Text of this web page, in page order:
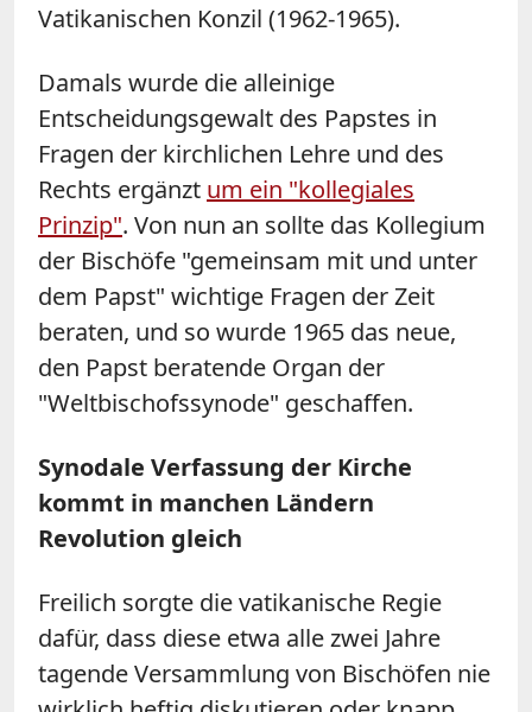
Vatikanischen Konzil (1962-1965).
Damals wurde die alleinige
Entscheidungsgewalt des Papstes in
Fragen der kirchlichen Lehre und des
Rechts ergänzt um ein "kollegiales
Prinzip". Von nun an sollte das Kollegium
der Bischöfe "gemeinsam mit und unter
dem Papst" wichtige Fragen der Zeit
beraten, und so wurde 1965 das neue,
den Papst beratende Organ der
"Weltbischofssynode" geschaffen.
Synodale Verfassung der Kirche
kommt in manchen Ländern
Revolution gleich
Freilich sorgte die vatikanische Regie
dafür, dass diese etwa alle zwei Jahre
tagende Versammlung von Bischöfen nie